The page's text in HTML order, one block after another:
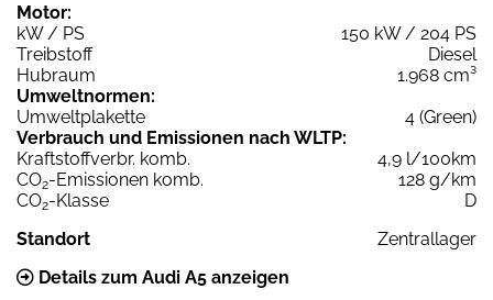
Motor:
kW / PS
150 kW / 204 PS
Treibstoff
Diesel
Hubraum
1.968 cm³
Umweltnormen:
Umweltplakette
4 (Green)
Verbrauch und Emissionen nach WLTP:
Kraftstoffverbr. komb.
4,9 l/100km
CO2-Emissionen komb.
128 g/km
CO2-Klasse
D
Standort
Zentrallager
Details zum Audi A5 anzeigen